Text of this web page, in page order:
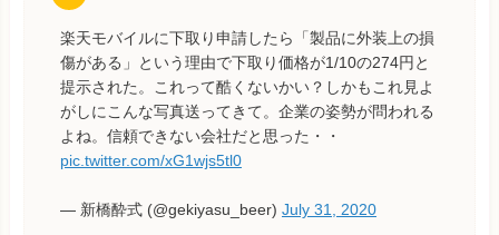
楽天モバイルに下取り申請したら「製品に外装上の損
傷がある」という理由で下取り価格が1/10の274円と
提示された。これって酷くないかい？しかもこれ見よ
がしにこんな写真送ってきて。企業の姿勢が問われる
よね。信頼できない会社だと思った・・
pic.twitter.com/xG1wjs5tl0
— 新橋酔式 (@gekiyasu_beer) July 31, 2020